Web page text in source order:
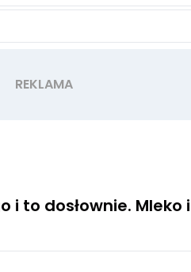
i to dosłownie. Mleko